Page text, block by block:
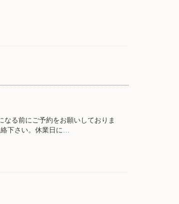
る前にご予約をお願いしておりま
下さい。休業日に